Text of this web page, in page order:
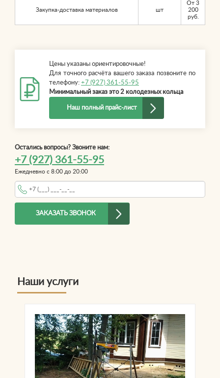
Закупка-доставка материалов шт
От 3
200
руб.
Цены указаны ориентировочные!
Для точного расчёта вашего заказа позвоните по
телефону: +7 (927) 361-55-95
Минимальный заказ это 2 колодезных кольца
Наш полный прайс-лист
Остались вопросы? Звоните нам:
+7 (927) 361-55-95
Ежедневно с 8:00 до 20:00
Телефон*
ЗАКАЗАТЬ ЗВОНОК
Наши услуги